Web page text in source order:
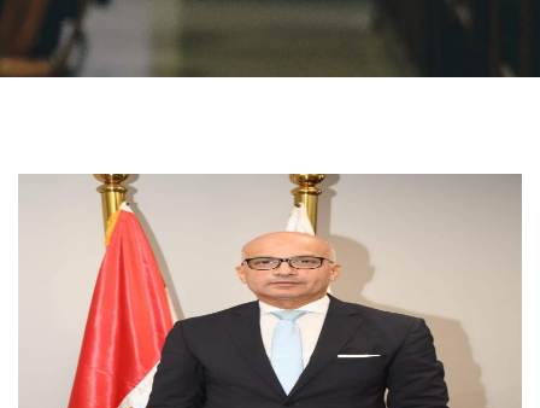
الأنظمة الذكية
هيئة التدريس
الدراسات العليا